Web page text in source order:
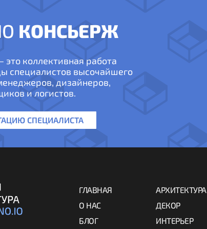
КОНСЬЕРЖ
коллективная работа
специалистов высочайшего
дизайнеров,
и логистов.
СПЕЦИАЛИСТА
ГЛАВНАЯ
О НАС
БЛОГ
АРХИТЕКТУРА
ДЕКОР
ИНТЕРЬЕР